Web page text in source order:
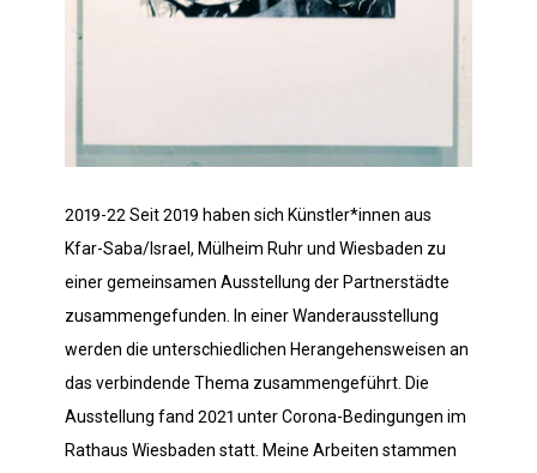
2019-22 Seit 2019 haben sich Künstler*innen aus
Kfar-Saba/Israel, Mülheim Ruhr und Wiesbaden zu
einer gemeinsamen Ausstellung der Partnerstädte
zusammengefunden. In einer Wanderausstellung
werden die unterschiedlichen Herangehensweisen an
das verbindende Thema zusammengeführt. Die
Ausstellung fand 2021 unter Corona-Bedingungen im
Rathaus Wiesbaden statt. Meine Arbeiten stammen